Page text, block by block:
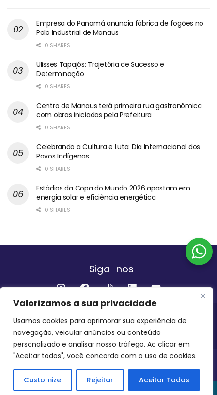
Valorizamos a sua privacidade
Usamos cookies para aprimorar sua experiência de
navegação, veicular anúncios ou conteúdo
personalizado e analisar nosso tráfego. Ao clicar em
"Aceitar todos", você concorda com o uso de cookies.
Customize Rejeitar Aceitar Todos
Empresa do Panamá anuncia fábrica de fogões no
Polo Industrial de Manaus
0 SHARES
Ulisses Tapajós: Trajetória de Sucesso e
Determinação
0 SHARES
Centro de Manaus terá primeira rua gastronômica
com obras iniciadas pela Prefeitura
0 SHARES
Celebrando a Cultura e Luta: Dia Internacional dos
Povos Indígenas
0 SHARES
Estádios da Copa do Mundo 2026 apostam em
energia solar e eficiência energética
0 SHARES
Siga-nos
Institucional
QUEM SOMOS FALE CONOSCO
INVEST AMAZÔNIA BRASIL
COPYRIGHT 2024 - 2026